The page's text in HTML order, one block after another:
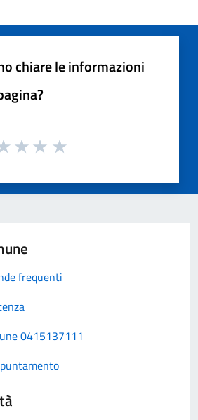
chiare le informazioni
frequenti
0415137111